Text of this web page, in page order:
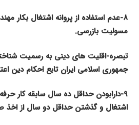
۸-عدم استفاده از پروانه اشتغال بکار
مسولیت بازرسی.
تبصره-اقلیت های دینی به رسمیت
جمهوری اسلامی ایران تابع احکام دین
۹-دارابودن حداقل ده سال سابقه کار
اشتغال و گذشتن حداقل دو سال از اخذ